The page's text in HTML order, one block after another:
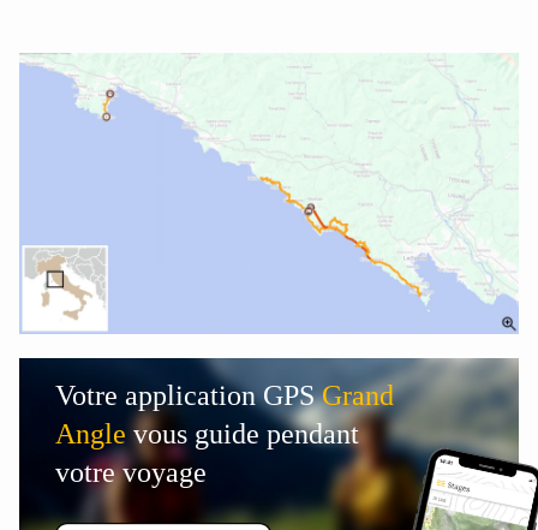
Votre application GPSGrand
Angle vous guide pendant
votre voyage